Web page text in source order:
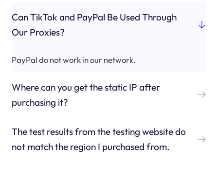
Can TikTok and PayPal Be Used Through
Our Proxies?
PayPal do not work in our network.
Where can you get the static IP after
purchasing it?
The test results from the testing website do
not match the region I purchased from.